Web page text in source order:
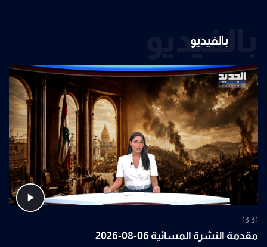
بالفيديو
بالفيديو
13:31
مقدمة النشرة المسائية 06-08-2026